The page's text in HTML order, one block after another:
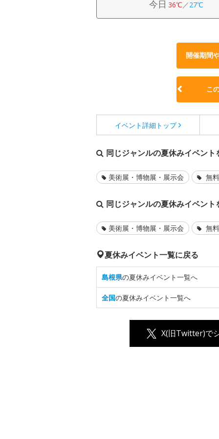
今日 36℃／27℃
開催期間
こ
イベント詳細 トップ
同じジャンルの夏休みイベント
美術展・博物展・展示会 無
同じジャンルの夏休みイベント
美術展・博物展・展示会 無
夏休みイベント一覧に戻る
島根県の夏休みイベント一覧へ
全国の夏休みイベント一覧へ
X(旧Twitter)で